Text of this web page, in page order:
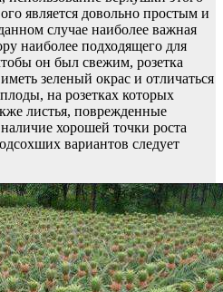
является довольно простым и
случае наиболее важная
наиболее подходящего для
он был свежим, розетка
зеленый окрас и отличаться
на розетках которых
листья, поврежденные
хорошей точки роста
вариантов следует